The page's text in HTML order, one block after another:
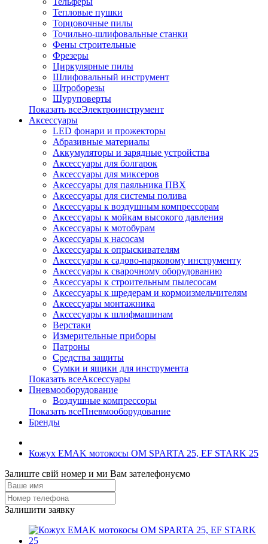
Тепловые пушки
Торцовочные пилы
Точильно-шлифовальные станки
Фены строительные
Фрезеры
Циркулярные пилы
Шлифовальный инструмент
Штроборезы
Шуруповерты
Показать всеЭлектроинструмент
Аксессуары
LED фонари и прожекторы
Абразивные материалы
Аккумуляторы и зарядные устройства
Аксессуары для болгарок
Аксессуары для миксеров
Аксессуары для паяльника ПВХ
Аксессуары для системы полива
Аксессуары к воздушным компрессорам
Аксессуары к мойкам высокого давления
Аксессуары к мотобурам
Аксессуары к насосам
Аксессуары к опрыскивателям
Аксессуары к садово-парковому инструменту
Аксессуары к сварочному оборудованию
Аксессуары к строительным пылесосам
Аксессуары к шредерам и кормоизмельчителям
Аксессуары монтажника
Акссесуары к шлифмашинам
Верстаки
Измерительные приборы
Патроны
Средства защиты
Сумки и ящики для инструмента
Показать всеАксессуары
Пневмооборудование
Воздушные компрессоры
Показать всеПневмооборудование
Бренды
Кожух EMAK мотокосы OM SPARTA 25, EF STARK 25
Залиште свій номер и ми Вам зателефонуємо
Залишити заявку